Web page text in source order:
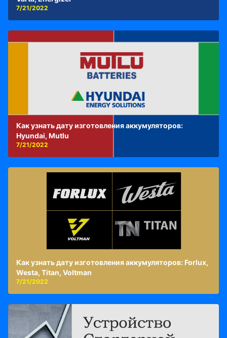
7/21/2022
Как узнать дату изготовления аккумуляторов:
Hyundai, Mutlu
7/21/2022
Как узнать дату изготовления аккумуляторов: Forlux,
Westa, Titan, Voltman
7/21/2022